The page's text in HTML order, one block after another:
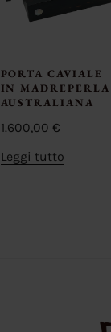
PORTA CAVIALE
IN MADREPERLA
AUSTRALIANA
1.600,00 €
Leggi tutto